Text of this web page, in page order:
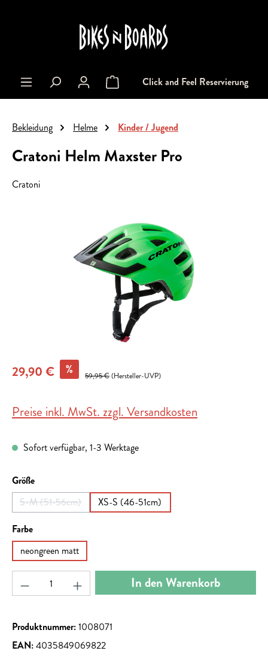
Warenkorb enthält 0 Positionen. Der
Click and Feel Reservierung
Bekleidung Helme Kinder / Jugend
Cratoni Helm Maxster Pro
Cratoni
29,90 € % 59,95 €(Hersteller-UVP)
Preise inkl. MwSt. zzgl. Versandkosten
Sofort verfügbar, 1-3 Werktage
Größeauswählen
S-M (51-56cm)
(Diese Option ist zurzeit nicht verfügbar.)
XS-S (46-51cm)
Farbeauswählen
neongreen matt
Produkt Anzahl: Gib den gewünschten Wert ein
In den Warenkorb
Produktnummer:1008071
EAN:4035849069822